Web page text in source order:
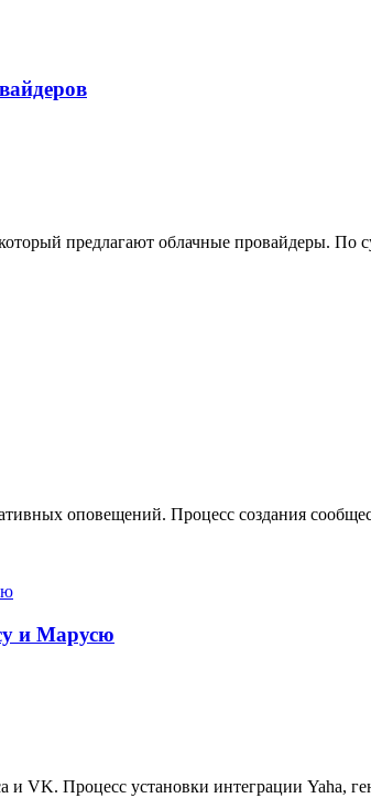
предлагают облачные провайдеры.
оповещений. Процесс создания
и Марусю
VK. Процесс установки интеграции Yaha,